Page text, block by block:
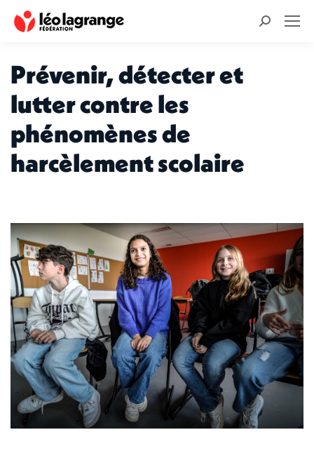
Recherche
Prévenir, détecter et
lutter contre les
phénomènes de
harcèlement scolaire